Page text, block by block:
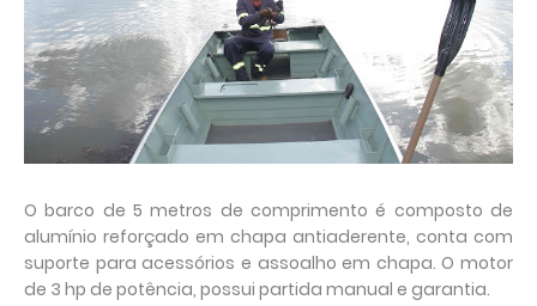
O barco de 5 metros de comprimento é composto de
alumínio reforçado em chapa antiaderente, conta com
suporte para acessórios e assoalho em chapa. O motor
de 3 hp de potência, possui partida manual e garantia.